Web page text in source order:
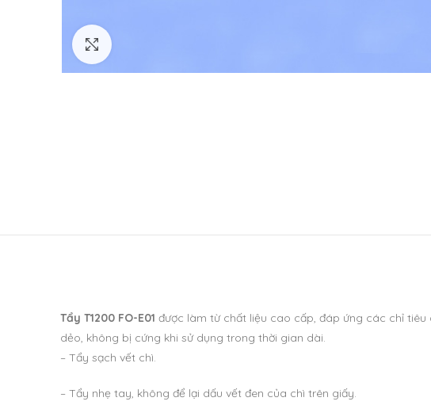
Tẩy T1200 FO-E01 được làm từ chất liệu cao cấp, đáp ứng các chỉ
dẻo, không bị cứng khi sử dụng trong thời gian dài.
– Tẩy sạch vết chì.
– Tẩy nhẹ tay, không để lại dấu vết đen của chì trên giấy.